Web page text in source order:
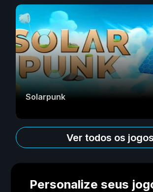
Solarpunk
Ver todos os jogos
Personalize seus